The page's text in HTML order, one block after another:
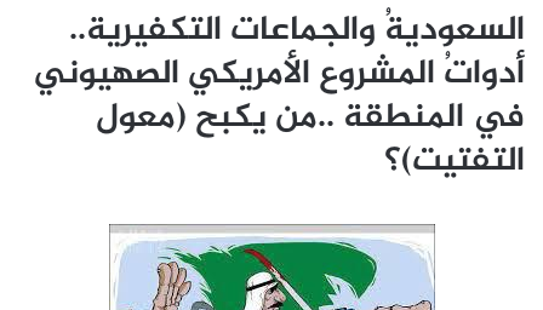
السعوديةُ والجماعات التكفيرية..
أدواتُ المشروع الأمريكي الصهيوني
في المنطقة ..من يكبح (معول
التفتيت)؟